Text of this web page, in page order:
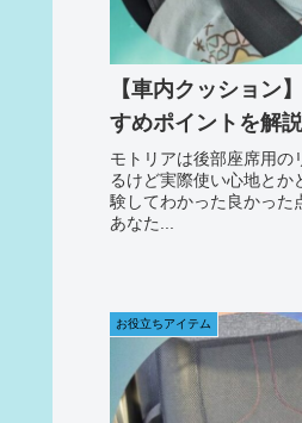
【車内クッション
すめポイントを解説
モトリアは後部座席用の
るけど実際使い心地とか
験してわかった良かった
あなた...
お役立ちアイテム